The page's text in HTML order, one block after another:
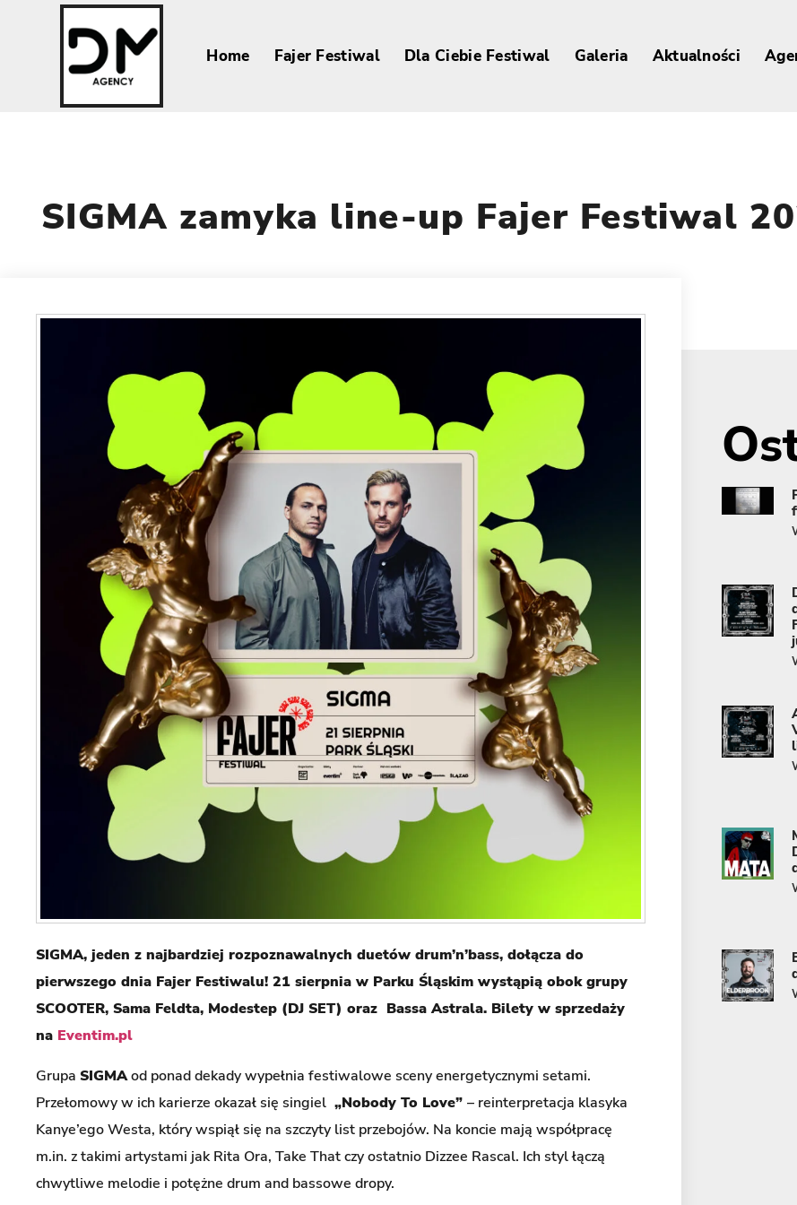
Home Fajer Festiwal Dla Ciebie Festiwal Galeria Aktualności
SIGMA zamyka line-up Fajer Festiwal
SIGMA, jeden z najbardziej rozpoznawalnych duetów drum’n’bass, dołącza do
pierwszego dnia Fajer Festiwalu! 21 sierpnia w Parku Śląskim wystąpią obok grupy
SCOOTER, Sama Feldta, Modestep (DJ SET) oraz Bassa Astrala. Bilety w sprzedaży
na Eventim.pl
Grupa SIGMAod ponad dekady wypełnia festiwalowe sceny energetycznymi setami.
Przełomowy w ich karierze okazał się singiel „Nobody To Love” – reinterpretacja klasyka
Kanye’ego Westa, który wspiął się na szczyty list przebojów. Na koncie mają współpracę
m.in. z takimi artystami jak Rita Ora, Take That czy ostatnio Dizzee Rascal. Ich styl łączą
chwytliwe melodie i potężne drum and bassowe dropy.